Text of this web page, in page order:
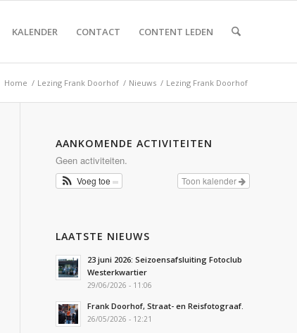
KALENDER CONTACT CONTENT LEDEN
Home / Lezing Frank Doorhof / Nieuws / Lezing Frank Doorhof
AANKOMENDE ACTIVITEITEN
Geen activiteiten.
Toon kalender
Voeg toe
LAATSTE NIEUWS
23 juni 2026: Seizoensafsluiting Fotoclub
Westerkwartier
29/06/2026 - 11:06
Frank Doorhof, Straat- en Reisfotograaf.
26/05/2026 - 12:21